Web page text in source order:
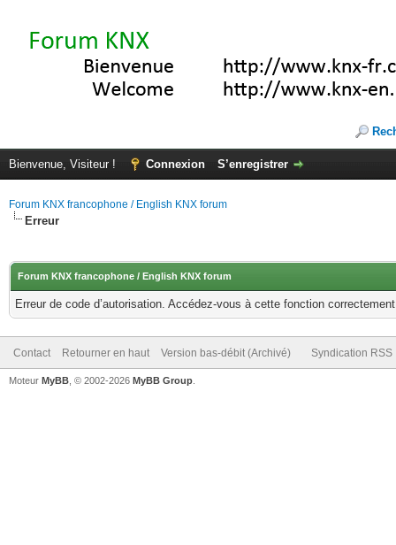
Bienvenue, Visiteur ! Connexion S’enregistrer
Forum KNX francophone / English KNX forum
Erreur
Forum KNX francophone / English KNX forum
Erreur de code d’autorisation. Accédez-vous à cette fonction
Contact Retourner en haut Version bas-débit (Archivé) Syndication RSS
Moteur MyBB , © 2002-2026 MyBB Group